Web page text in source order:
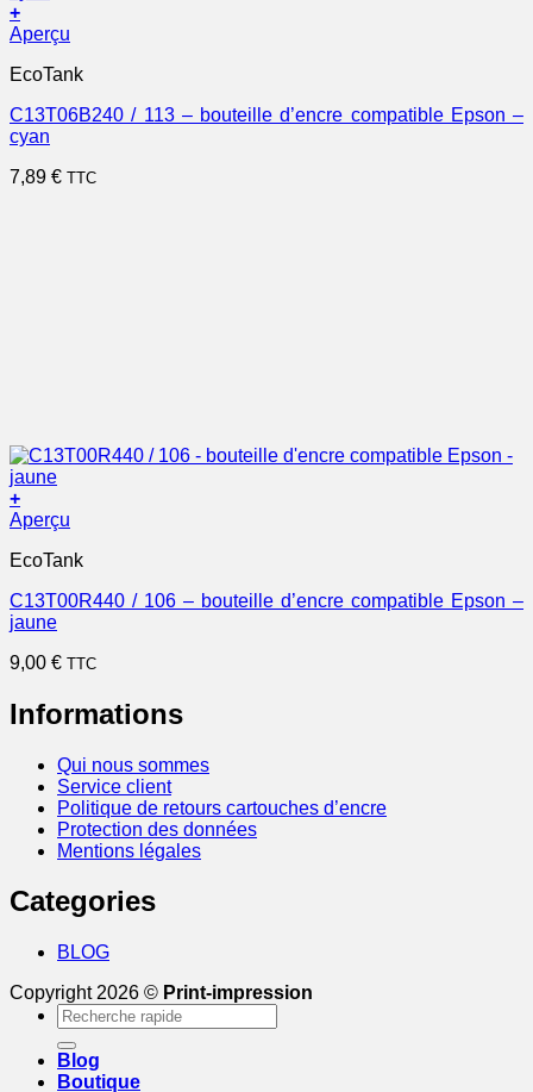
+
Aperçu
EcoTank
C13T06B240 / 113 – bouteille d’encre compatible Epson –
cyan
7,89 € TTC
+
Aperçu
EcoTank
C13T00R440 / 106 – bouteille d’encre compatible Epson –
jaune
9,00 € TTC
Informations
Qui nous sommes
Service client
Politique de retours cartouches d’encre
Protection des données
Mentions légales
Categories
BLOG
Copyright 2026 © Print-impression
Recherche
pour :
Blog
Boutique